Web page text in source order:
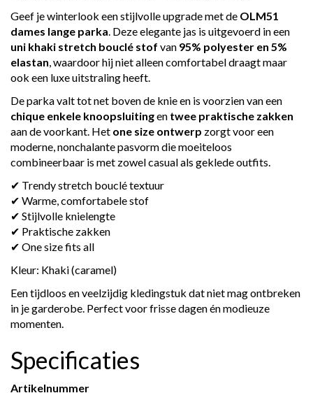
Geef je winterlook een stijlvolle upgrade met de OLM51
dames lange parka. Deze elegante jas is uitgevoerd in een
uni khaki stretch bouclé stof van 95% polyester en 5%
elastan, waardoor hij niet alleen comfortabel draagt maar
ook een luxe uitstraling heeft.
De parka valt tot net boven de knie en is voorzien van een
chique enkele knoopsluitingen twee praktische zakken
aan de voorkant. Het one size ontwerp zorgt voor een
moderne, nonchalante pasvorm die moeiteloos
combineerbaar is met zowel casual als geklede outfits.
✔ Trendy stretch bouclé textuur
✔ Warme, comfortabele stof
✔ Stijlvolle knielengte
✔ Praktische zakken
✔ One size fits all
Kleur: Khaki (caramel)
Een tijdloos en veelzijdig kledingstuk dat niet mag ontbreken
in je garderobe. Perfect voor frisse dagen én modieuze
momenten.
Specificaties
Artikelnummer